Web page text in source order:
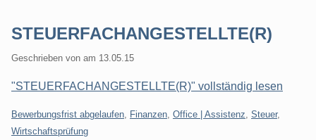
STEUERFACHANGESTELLTE(R)
Geschrieben von am 13.05.15
"STEUERFACHANGESTELLTE(R)" vollständig lesen
Kategorien:
Bewerbungsfrist abgelaufen Finanzen Office | Assistenz Steuer,
Wirtschaftsprüfung